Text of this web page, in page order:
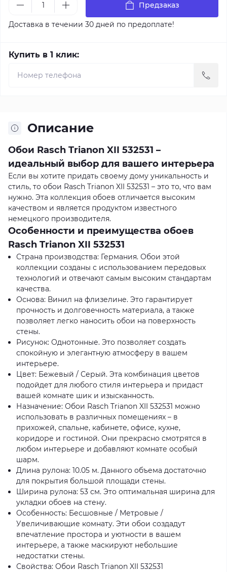
Предзаказ
Доставка в течении 30 дней по предоплате!
Купить в 1 клик:
Описание
Обои Rasch Trianon XII 532531 –
идеальный выбор для вашего интерьера
Если вы хотите придать своему дому уникальность и
стиль, то обои Rasch Trianon XII 532531 – это то, что вам
нужно. Эта коллекция обоев отличается высоким
качеством и является продуктом известного
немецкого производителя.
Особенности и преимущества обоев
Rasch Trianon XII 532531
Страна производства: Германия. Обои этой
коллекции созданы с использованием передовых
технологий и отвечают самым высоким стандартам
качества.
Основа: Винил на флизелине. Это гарантирует
прочность и долговечность материала, а также
позволяет легко наносить обои на поверхность
стены.
Рисунок: Однотонные. Это позволяет создать
спокойную и элегантную атмосферу в вашем
интерьере.
Цвет: Бежевый / Серый. Эта комбинация цветов
подойдет для любого стиля интерьера и придаст
вашей комнате шик и изысканность.
Назначение: Обои Rasch Trianon XII 532531 можно
использовать в различных помещениях – в
прихожей, спальне, кабинете, офисе, кухне,
коридоре и гостиной. Они прекрасно смотрятся в
любом интерьере и добавляют комнате особый
шарм.
Длина рулона: 10.05 м. Данного объема достаточно
для покрытия большой площади стены.
Ширина рулона: 53 см. Это оптимальная ширина для
укладки обоев на стену.
Особенность: Бесшовные / Метровые /
Увеличивающие комнату. Эти обои создадут
впечатление простора и уютности в вашем
интерьере, а также маскируют небольшие
недостатки стены.
Свойства: Обои Rasch Trianon XII 532531